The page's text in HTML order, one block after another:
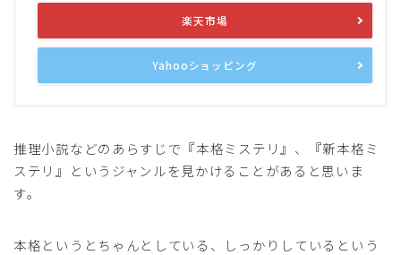
楽天市場
Yahooショッピング
推理小説などのあらすじで『本格ミステリ』、『新本格ミ
ステリ』というジャンルを見かけることがあると思いま
す。
本格というとちゃんとしている、しっかりしているという